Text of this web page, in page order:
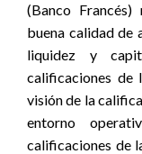
(Banco
buena calidad de
liquidez y
calificaciones de
visión de la
entorno
calificaciones de